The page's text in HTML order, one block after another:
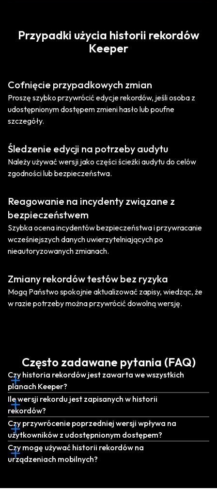
Przypadki użycia historii rekordów
Keeper
Cofnięcie przypadkowych zmian
Proszę szybko przywrócić edycje rekordów, jeśli osoba z
udostępnionym dostępem zmieni hasło lub poufne
szczegóły.
Śledzenie edycji na potrzeby audytu
Należy używać wersji jako części ścieżki audytu do celów
zgodności lub bezpieczeństwa.
Reagowanie na incydenty związane z
bezpieczeństwem
Szybka ocena incydentów bezpieczeństwa i przywracanie
wcześniejszych danych uwierzytelniających po
nieautoryzowanych zmianach.
Zmiany rekordów testów bez ryzyka
Mogą Państwo spokojnie aktualizować zapisy, wiedząc, że
w razie potrzeby można przywrócić dowolną wersję.
Często zadawane pytania (FAQ)
Czy historia rekordów jest zawarta we wszystkich
planach Keeper?
Ile wersji rekordu jest zapisanych w historii
rekordów?
Czy przywrócenie poprzedniej wersji wpływa na
użytkowników z udostępnionym dostępem?
Czy mogę używać historii rekordów na
urządzeniach mobilnych?